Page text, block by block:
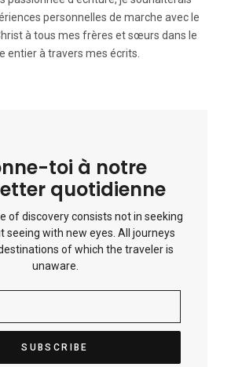
personnelles de marche avec le
à tous mes frères et sœurs dans le
entier à travers mes écrits.
toi à notre
quotidienne
of discovery consists not in seeking
seeing with new eyes. All journeys
of which the traveler is
unaware.